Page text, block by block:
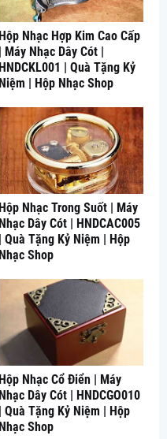
Hộp Nhạc Hợp Kim Cao Cấp
| Máy Nhạc Dây Cót |
HNDCKL001 | Quà Tặng Kỷ
Niệm | Hộp Nhạc Shop
Hộp Nhạc Trong Suốt | Máy
Nhạc Dây Cót | HNDCAC005
| Quà Tặng Kỷ Niệm | Hộp
Nhạc Shop
Hộp Nhạc Cổ Điển | Máy
Nhạc Dây Cót | HNDCGO010
| Quà Tặng Kỷ Niệm | Hộp
Nhạc Shop